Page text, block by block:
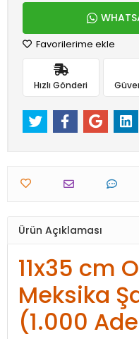
Favorilerime ekle
Hızlı Gönderi
Ürün Açıklaması
11x35 cm
Meksika
(1.000